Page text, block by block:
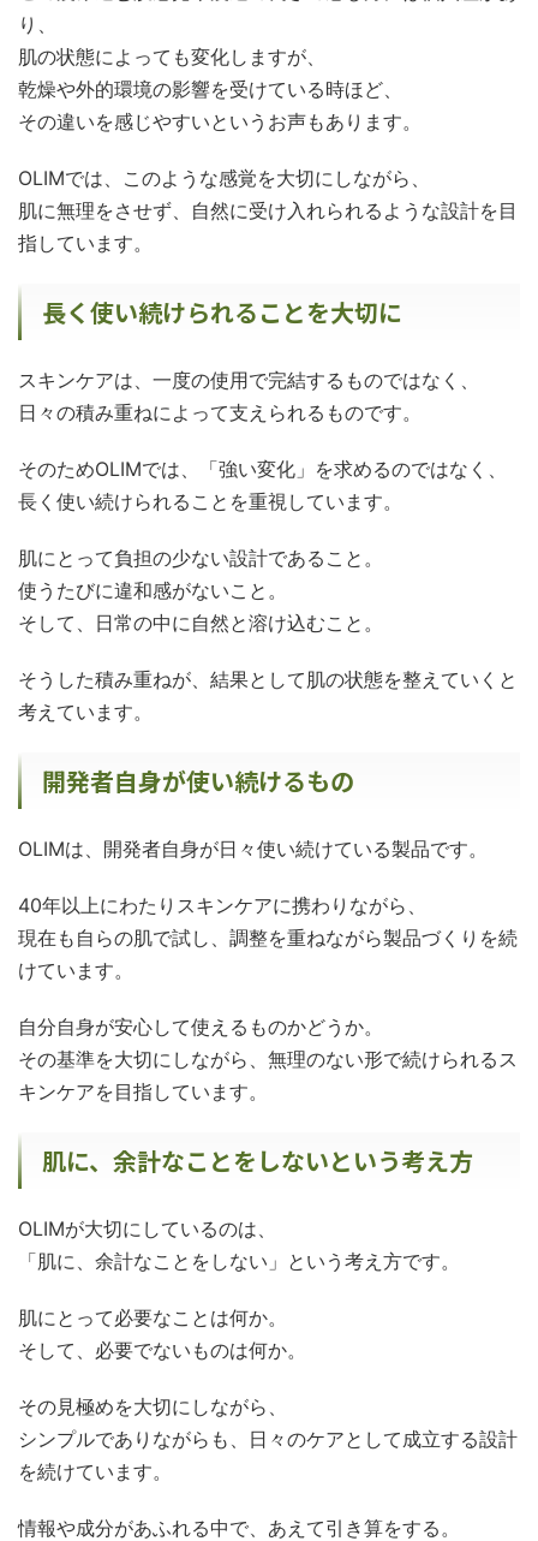
り、
肌の状態によっても変化しますが、
乾燥や外的環境の影響を受けている時ほど、
その違いを感じやすいというお声もあります。
OLIMでは、このような感覚を大切にしながら、
肌に無理をさせず、自然に受け入れられるような設計を目
指しています。
長く使い続けられることを大切に
スキンケアは、一度の使用で完結するものではなく、
日々の積み重ねによって支えられるものです。
そのためOLIMでは、「強い変化」を求めるのではなく、
長く使い続けられることを重視しています。
肌にとって負担の少ない設計であること。
使うたびに違和感がないこと。
そして、日常の中に自然と溶け込むこと。
そうした積み重ねが、結果として肌の状態を整えていくと
考えています。
開発者自身が使い続けるもの
OLIMは、開発者自身が日々使い続けている製品です。
40年以上にわたりスキンケアに携わりながら、
現在も自らの肌で試し、調整を重ねながら製品づくりを続
けています。
自分自身が安心して使えるものかどうか。
その基準を大切にしながら、無理のない形で続けられるス
キンケアを目指しています。
肌に、余計なことをしないという考え方
OLIMが大切にしているのは、
「肌に、余計なことをしない」という考え方です。
肌にとって必要なことは何か。
そして、必要でないものは何か。
その見極めを大切にしながら、
シンプルでありながらも、日々のケアとして成立する設計
を続けています。
情報や成分があふれる中で、あえて引き算をする。